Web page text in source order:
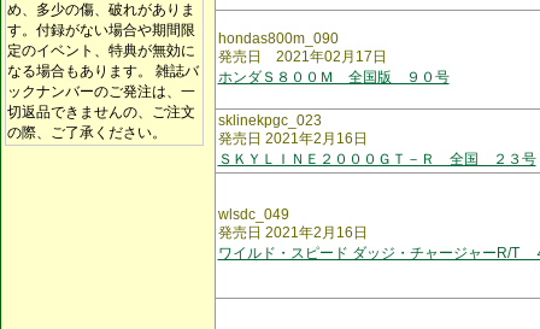
め、多少の傷、破れがありま
す。付録がない場合や期間限
定のイベント、特典が無効に
なる場合もあります。 雑誌バ
ックナンバーのご発注は、一
切返品できませんの、ご注文
の際、ご了承ください。
hondas800m_090
発売日 2021年02月17日
ホンダＳ８００Ｍ 全国版 ９０号
sklinekpgc_023
発売日 2021年2月16日
ＳＫＹＬＩＮＥ２０００ＧＴ－Ｒ 全国 ２３号
wlsdc_049
発売日 2021年2月16日
ワイルド・スピード ダッジ・チャージャーR/T